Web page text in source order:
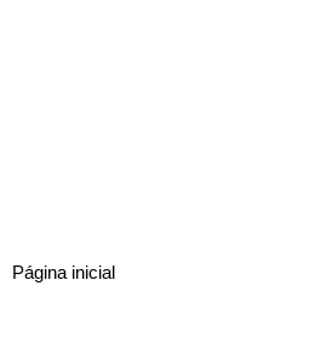
Página inicial